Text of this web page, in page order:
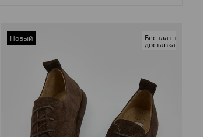
Новый
Бесплатная
доставка